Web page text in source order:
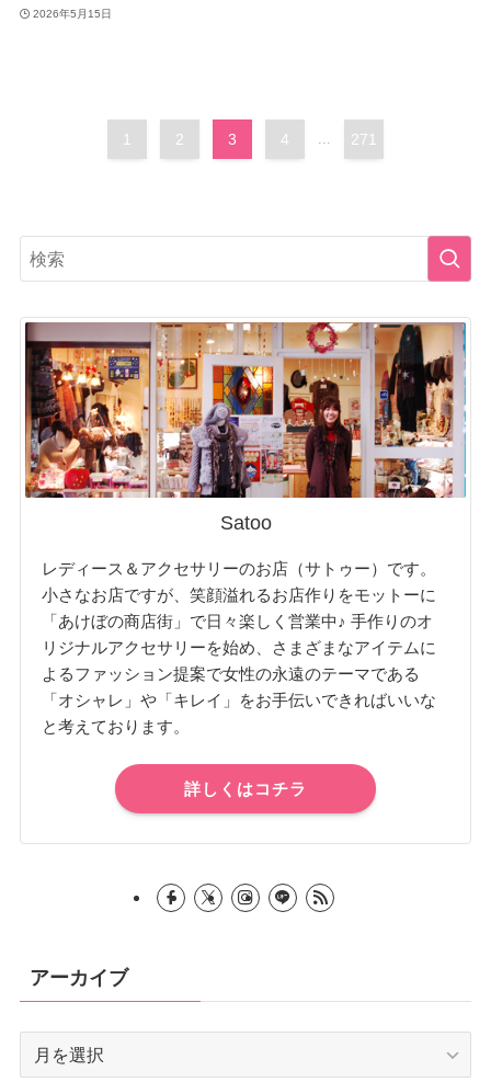
2026年5月15日
1 2 3 4 271
Satoo
レディース＆アクセサリーのお店（サトゥー）です。
小さなお店ですが、笑顔溢れるお店作りをモットーに
「あけぼの商店街」で日々楽しく営業中♪ 手作りのオ
リジナルアクセサリーを始め、さまざまなアイテムに
よるファッション提案で女性の永遠のテーマである
「オシャレ」や「キレイ」をお手伝いできればいいな
と考えております。
詳しくはコチラ
アーカイブ